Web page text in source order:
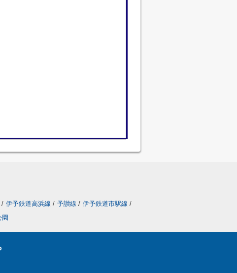
/ 伊予鉄道高浜線 / 予讃線 / 伊予鉄道市駅線 /
園